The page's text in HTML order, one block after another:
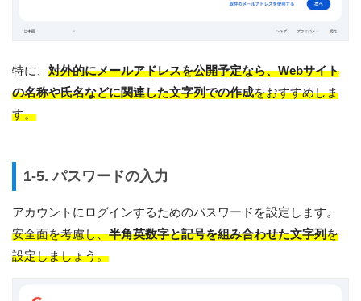
特に、 対外的にメールアドレスを公開予定なら、Webサイト
の名称や氏名などに関連した文字列での作成をおすすめしま
す。
1-5. パスワードの入力
アカウントにログインするためのパスワードを設定します。
安全面を考慮し、半角英数字と記号を組み合わせた文字列を
設定しましょう。